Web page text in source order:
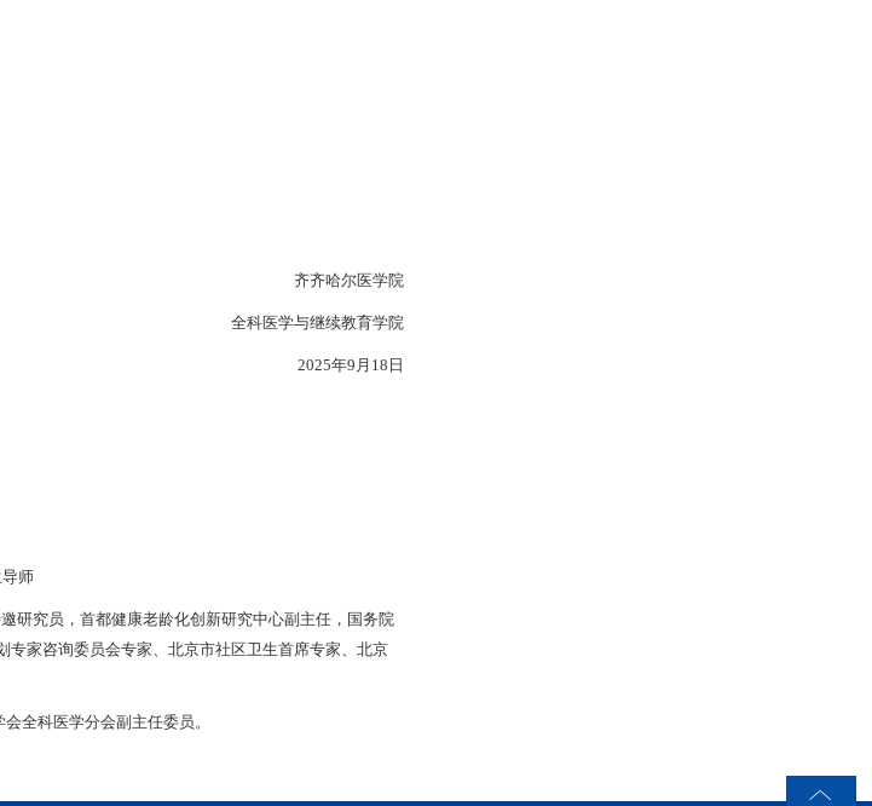
齐齐哈尔医学院
全科医学与继续教育学院
2025年9月18日
师
研究员，首都健康老龄化创新研究中心副主任，国务院
家咨询委员会专家、北京市社区卫生首席专家、北京
全科医学分会副主任委员。